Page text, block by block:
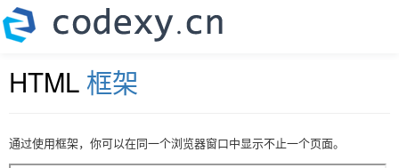
HTML 框架
通过使用框架，你可以在同一个浏览器窗口中显示不止一个页面。